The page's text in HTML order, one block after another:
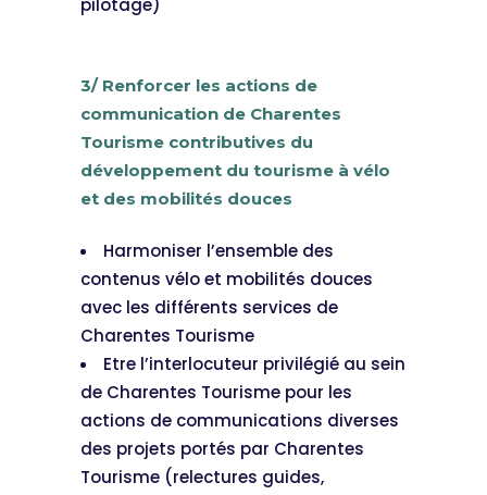
pilotage)
3/ Renforcer les actions de
communication de Charentes
Tourisme contributives du
développement du tourisme à vélo
et des mobilités douces
Harmoniser l’ensemble des
contenus vélo et mobilités douces
avec les différents services de
Charentes Tourisme
Etre l’interlocuteur privilégié au sein
de Charentes Tourisme pour les
actions de communications diverses
des projets portés par Charentes
Tourisme (relectures guides,